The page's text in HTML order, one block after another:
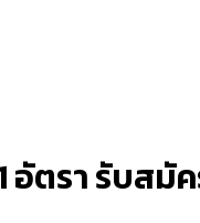
ตรา รับสมั